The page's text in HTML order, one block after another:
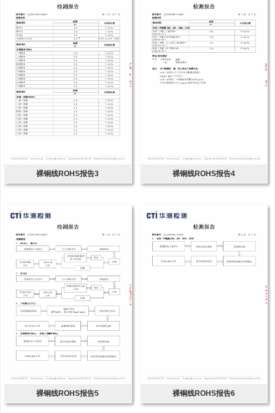
裸铜线ROHS报告3 裸铜线ROHS报告4
裸铜线ROHS报告5 裸铜线ROHS报告6